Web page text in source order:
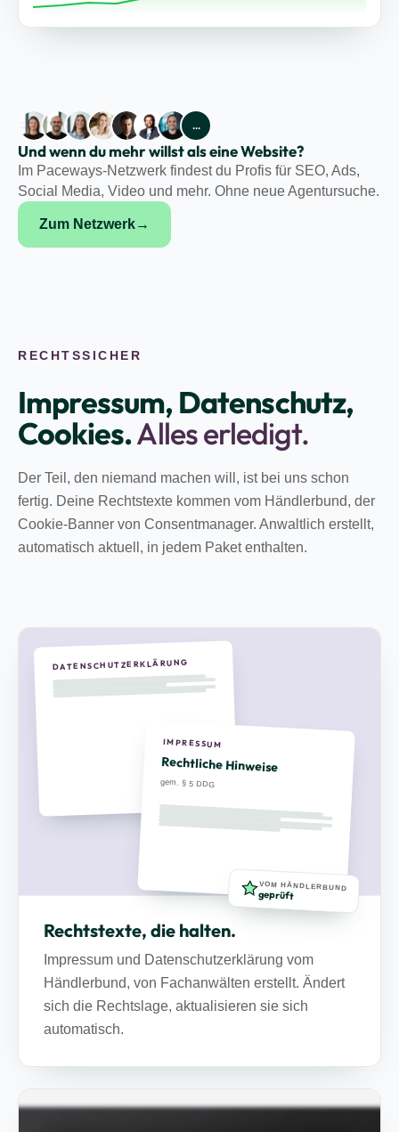
…
Und wenn du mehr willst als eine Website?
Im Paceways-Netzwerk findest du Profis für SEO, Ads,
Social Media, Video und mehr. Ohne neue Agentursuche.
Zum Netzwerk→
RECHTSSICHER
Impressum, Datenschutz,
Cookies.Alles erledigt.
Der Teil, den niemand machen will, ist bei uns schon
fertig. Deine Rechtstexte kommen vom Händlerbund, der
Cookie-Banner von Consentmanager. Anwaltlich erstellt,
automatisch aktuell, in jedem Paket enthalten.
DATENSCHUTZERKLÄRUNG
IMPRESSUM
Rechtliche Hinweise
gem. § 5 DDG
VOM HÄNDLERBUND
geprüft
Rechtstexte, die halten.
Impressum und Datenschutzerklärung vom
Händlerbund, von Fachanwälten erstellt. Ändert
sich die Rechtslage, aktualisieren sie sich
automatisch.